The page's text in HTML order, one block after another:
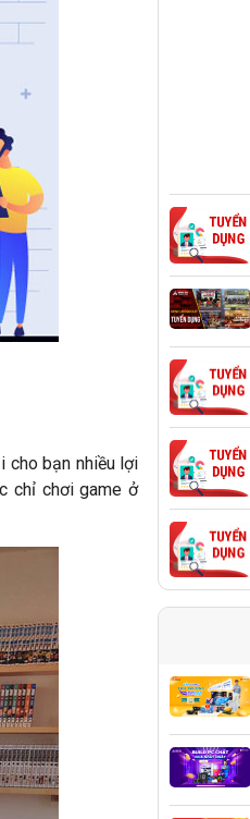
cho bạn nhiều lợi
chỉ chơi game ở